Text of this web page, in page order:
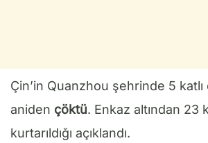
Çin’in Quanzhou şehrinde 5 katlı
aniden çöktü. Enkaz altından 23
kurtarıldığı açıklandı.